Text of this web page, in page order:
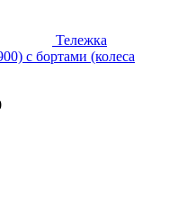
Тележка
с бортами (колеса